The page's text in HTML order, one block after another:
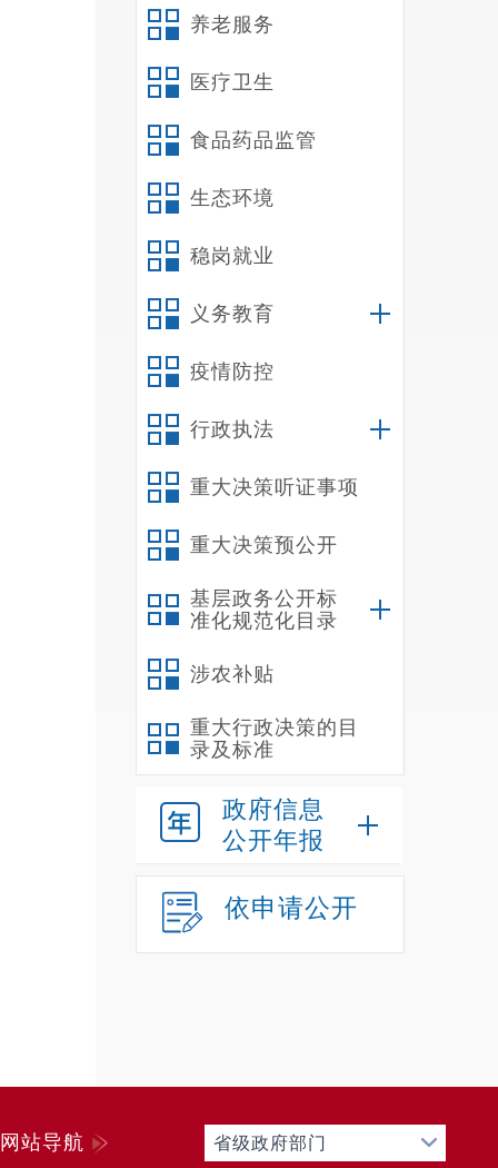
养老服务
医疗卫生
食品药品监管
生态环境
稳岗就业
义务教育
疫情防控
行政执法
重大决策听证事项
重大决策预公开
基层政务公开标
准化规范化目录
涉农补贴
重大行政决策的目
录及标准
政府信息
公开年报
依申请公开
网站导航 省级政府部门